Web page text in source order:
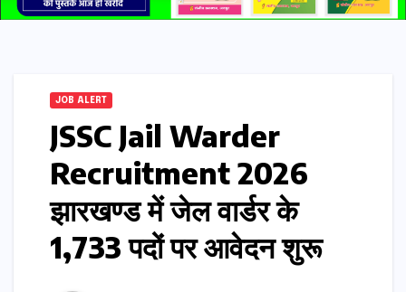
JOB ALERT
JSSC Jail Warder
Recruitment 2026
झारखण्ड में जेल वार्डर के
1,733 पदों पर आवेदन शुरू